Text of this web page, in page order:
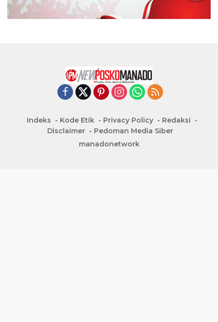
Indeks Kode Etik Privacy Policy
Redaksi
Disclaimer
Pedoman Media Siber
manadonetwork